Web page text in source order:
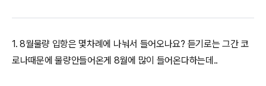
1. 8월물량 입항은 몇차례에 나눠서 들어오나요? 듣기로는 그간 코
로나때문에 물량안들어온게 8월에 많이 들어온다하는데..